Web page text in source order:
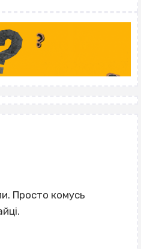
Просто комусь